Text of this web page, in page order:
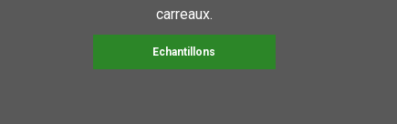
carreaux.
Echantillons